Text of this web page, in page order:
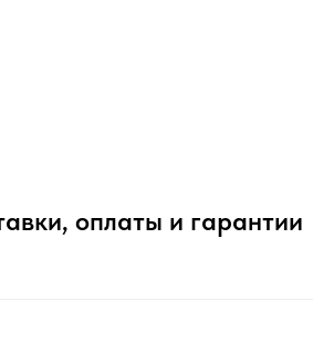
оплаты и гарантии